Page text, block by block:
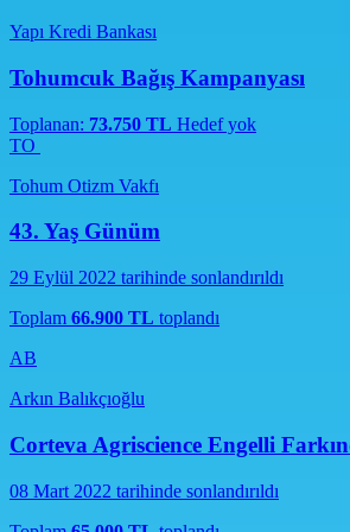
Yapı Kredi Bankası
Tohumcuk Bağış Kampanyası
Toplanan: 73.750 TL Hedef yok
TO
Tohum Otizm Vakfı
43. Yaş Günüm
29 Eylül 2022 tarihinde sonlandırıldı
Toplam 66.900 TL toplandı
AB
Arkın Balıkçıoğlu
Corteva Agriscience Engelli
08 Mart 2022 tarihinde sonlandırıldı